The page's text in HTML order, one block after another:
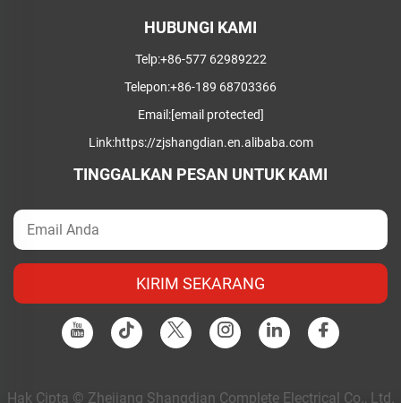
HUBUNGI KAMI
Telp:+86-577 62989222
Telepon:+86-189 68703366
Email:[email protected]
Link:https://zjshangdian.en.alibaba.com
TINGGALKAN PESAN UNTUK KAMI
KIRIM SEKARANG
Hak Cipta © Zhejiang Shangdian Complete Electrical Co., Ltd.